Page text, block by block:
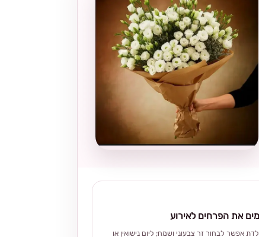
את הפרחים לאירוע
אפשר לבחור זר צבעוני ושמח; ליום נישואין או